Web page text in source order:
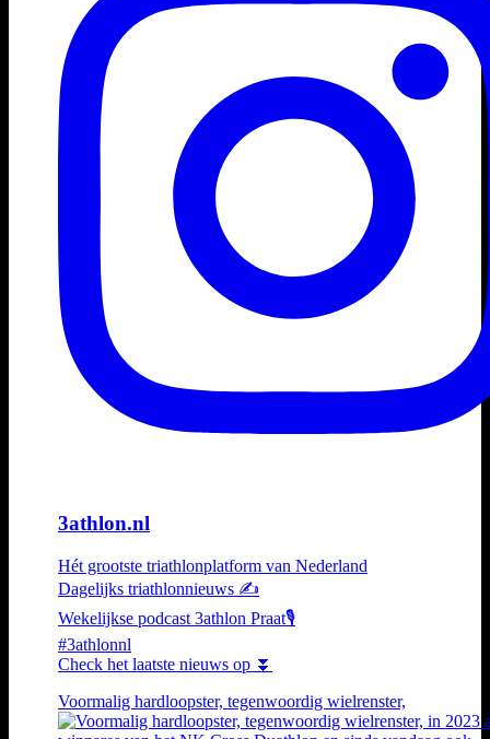
3athlon.nl
Hét grootste triathlonplatform van Nederland
Dagelijks triathlonnieuws ✍️
Wekelijkse podcast 3athlon Praat🎙️
#3athlonnl
Check het laatste nieuws op ⏬
Voormalig hardloopster, tegenwoordig wielrenster,